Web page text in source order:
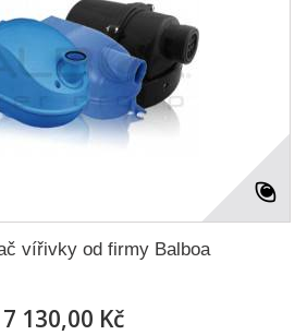
vířivky od firmy Balboa
7 130,00 Kč